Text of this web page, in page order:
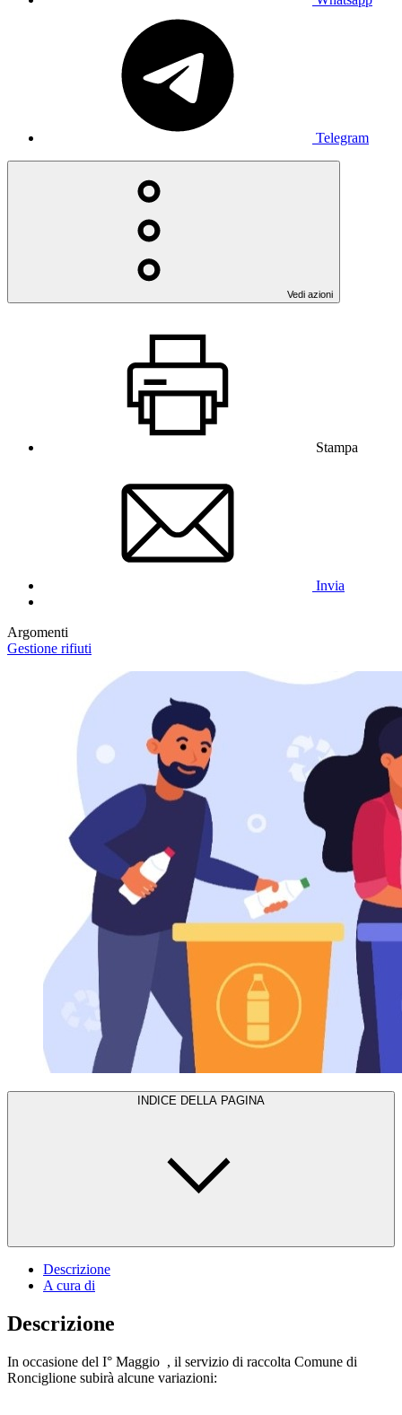
Telegram
Vedi azioni
Stampa
Invia
Argomenti
Gestione rifiuti
INDICE DELLA PAGINA
Descrizione
A cura di
Descrizione
In occasione del I° Maggio , il servizio di raccolta Comune di
Ronciglione subirà alcune variazioni: